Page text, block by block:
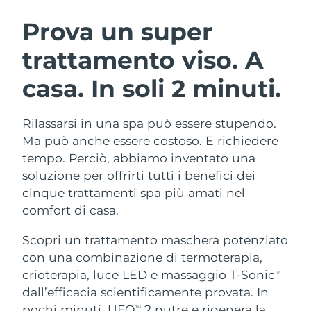
Prova un super
trattamento viso.A
casa. In soli 2 minuti.
Rilassarsi in una spa può essere stupendo.
Ma può anche essere costoso. E richiedere
tempo. Perciò, abbiamo inventato una
soluzione per offrirti tutti i benefici dei
cinque trattamenti spa più amati nel
comfort di casa.
Scopri un trattamento maschera potenziato
con una combinazione di termoterapia,
crioterapia, luce LED e massaggio T-SonicTM
dall’efficacia scientificamente provata. In
TM
Detersione viso
Anti-aging massage
LUNA™ 4 Plus
Massage, LED heating
LUNA™ 4 Men
For men, anti-aging massage
Lifting viso
Microcurrent toning
BEAR™ 2 go
Microcurrent toning on-the-go
BEAR™ 2 eyes & lips
Microcurrent line smoothing device
Idratazione
UFO™ 3 pacchetto
Deep facial hydration
UFO™ 3 LED
Near-infrared and red light therapy
device
Igiene orale
issa™ 4
Hybrid silicone sonic toothbrush
issa™ 4 plus
Smart hybrid silicone sonic toothbrush
TRATTAMENTI ANTI-AGE FAQ™
Anti-age Trattamenti LED
NEW
Austria
Bahrein Consegna stimata8/12/26
Belgio Consegna stimata8/11/26
Bermuda Consegna stimata8/17/26
Bosnia ed
Erzegovina
Consegna stimata8/14/26
Brunei Consegna stimata
Bulgaria
Canada Consegna stimata8/15/26
Cile Consegna stimata 8/15/26